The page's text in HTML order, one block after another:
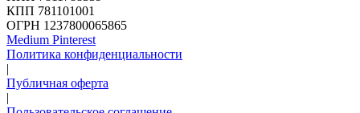
КПП 781101001
ОГРН 1237800065865
Medium Pinterest
Политика конфиденциальности
|
Публичная оферта
|